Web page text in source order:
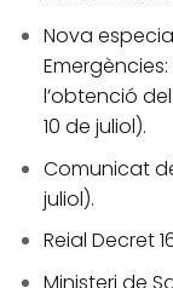
Nova
l’obtenció
10 de juliol).
Comunicat
juliol).
Reial Decret
Ministeri de